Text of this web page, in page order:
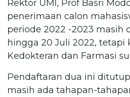
Rektor UMI, Prof Basri
penerimaan calon
periode 2022 -2023 masih
hingga 20 Juli 2022, tetapi
Kedokteran dan Farmasi
Pendaftaran dua ini
masih ada tahapan-